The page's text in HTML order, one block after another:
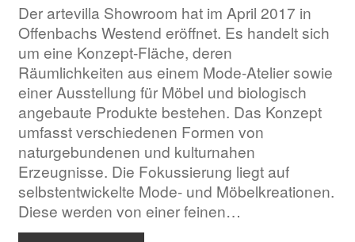
Der artevilla Showroom hat im April 2017 in
Offenbachs Westend eröffnet. Es handelt sich
um eine Konzept-Fläche, deren
Räumlichkeiten aus einem Mode-Atelier sowie
einer Ausstellung für Möbel und biologisch
angebaute Produkte bestehen. Das Konzept
umfasst verschiedenen Formen von
naturgebundenen und kulturnahen
Erzeugnisse. Die Fokussierung liegt auf
selbstentwickelte Mode- und Möbelkreationen.
Diese werden von einer feinen…